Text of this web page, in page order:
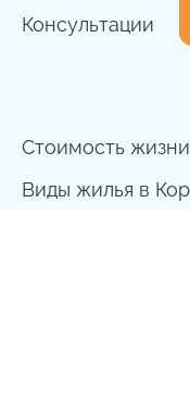
Консультации
Стоимость
Виды жилья в